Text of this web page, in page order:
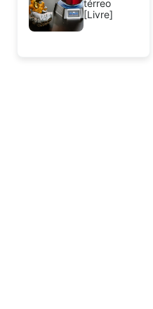
térreo
[Livre]